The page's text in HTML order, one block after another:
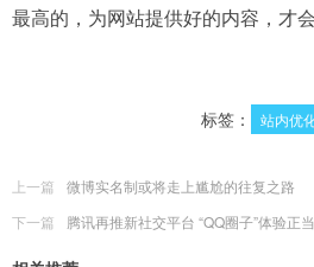
最高的，为网站提供好的内容，才
标签： 站内优
上一篇
微博实名制或将走上尴尬的往复之路
下一篇
腾讯再推新社交平台 “QQ圈子”体验正